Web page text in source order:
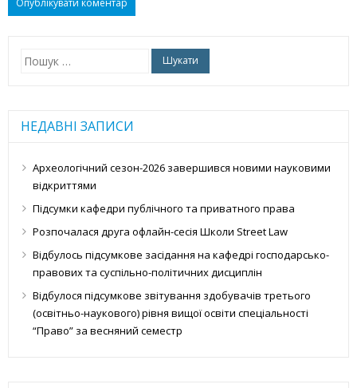
Пошук:
НЕДАВНІ ЗАПИСИ
Археологічний сезон-2026 завершився новими науковими
відкриттями
Підсумки кафедри публічного та приватного права
Розпочалася друга офлайн-сесія Школи Street Law
Відбулось підсумкове засідання на кафедрі господарсько-
правових та суспільно-політичних дисциплін
Відбулося підсумкове звітування здобувачів третього
(освітньо-наукового) рівня вищої освіти спеціальності
“Право” за весняний семестр